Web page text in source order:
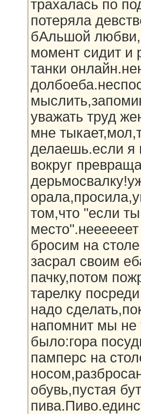
трахалась по
потеряла
бАльшой
момент сидит и
танки
уважать труд
мне
делаешь.если я
вокруг
том,что "если
бросим на
засрал своим
пачку,потом
тарелку
надо
напомнит мы не
было:гора
памперс на
обувь,пустая